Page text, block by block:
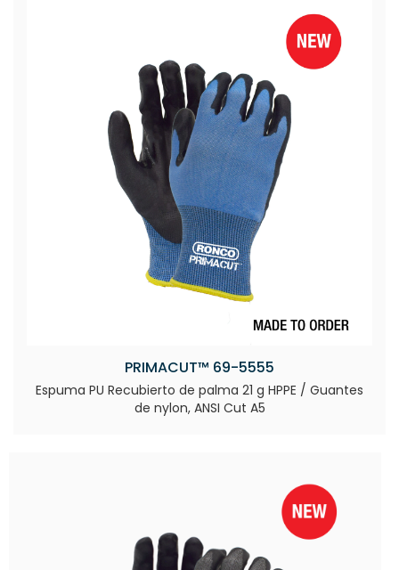
PRIMACUT™ 69-5555
Espuma PU Recubierto de palma 21 g HPPE / Guantes
de nylon, ANSI Cut A5